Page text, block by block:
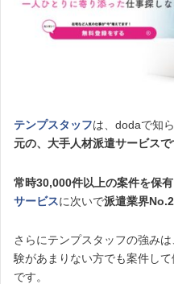
テンプスタッフは、dodaで知
元の、大手人材派遣サービスで
常時30,000件以上の案件を保有
サービスに次いで派遣業界No.2
さらにテンプスタッフの強みは
験があまりない方でも案件し
です。